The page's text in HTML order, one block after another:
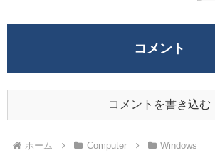
コメント
コメントを書き込む
ホーム Computer Windows